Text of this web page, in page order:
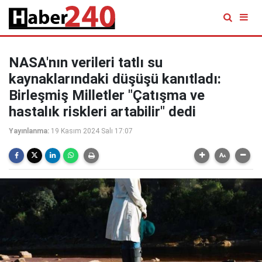
NASA'nın verileri tatlı su
kaynaklarındaki düşüşü kanıtladı:
Birleşmiş Milletler "Çatışma ve
hastalık riskleri artabilir" dedi
Yayınlanma: 19 Kasım 2024 Salı 17:07